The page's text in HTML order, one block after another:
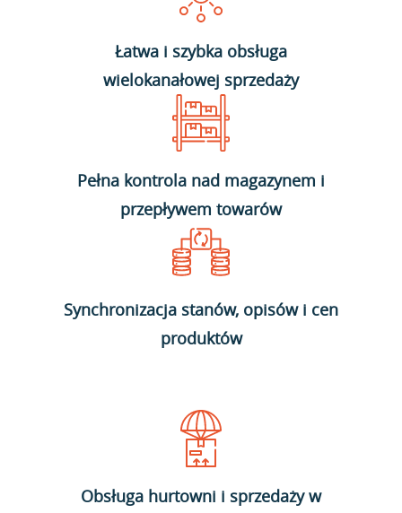
Łatwa i szybka obsługa
wielokanałowej sprzedaży
Pełna kontrola nad magazynem i
przepływem towarów
Synchronizacja stanów, opisów i cen
produktów
Obsługa hurtowni i sprzedaży w